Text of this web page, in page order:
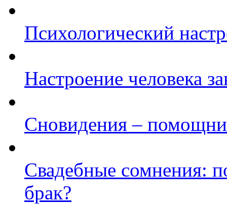
Психологический
Настроение человека
Сновидения –
Свадебные сомнения:
брак?